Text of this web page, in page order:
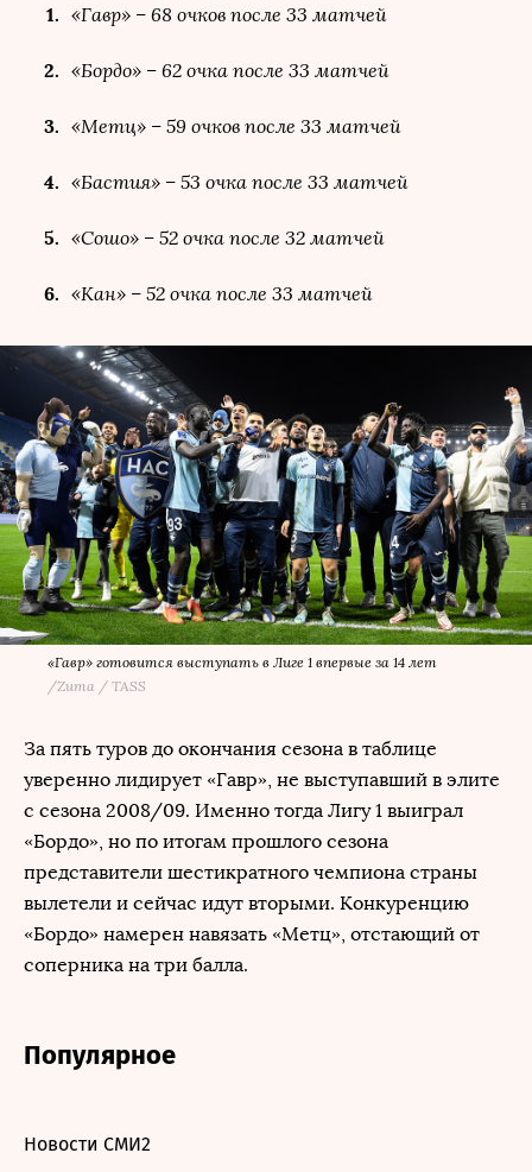
«Гавр» – 68 очков после 33 матчей
«Бордо» – 62 очка после 33 матчей
«Метц» – 59 очков после 33 матчей
«Бастия» – 53 очка после 33 матчей
«Сошо» – 52 очка после 32 матчей
«Кан» – 52 очка после 33 матчей
«Гавр» готовится выступать в Лиге 1 впервые за 14 лет
/Zuma / TASS
За пять туров до окончания сезона в таблице
уверенно лидирует «Гавр», не выступавший в элите
с сезона 2008/09. Именно тогда Лигу 1 выиграл
«Бордо», но по итогам прошлого сезона
представители шестикратного чемпиона страны
вылетели и сейчас идут вторыми. Конкуренцию
«Бордо» намерен навязать «Метц», отстающий от
соперника на три балла.
Популярное
Новости СМИ2